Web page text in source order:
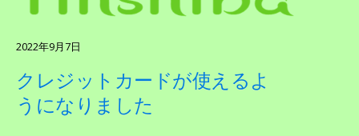
2022年9月7日
クレジットカードが使えるよ
うになりました